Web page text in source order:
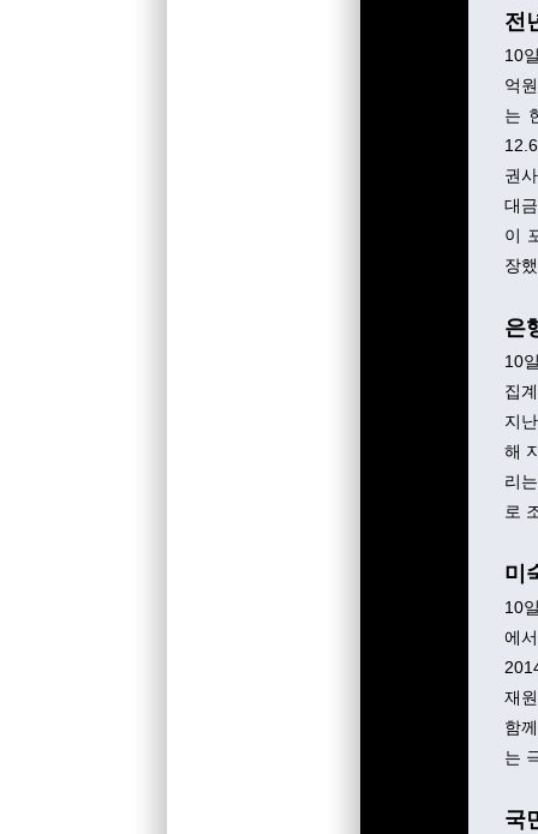
전
10
억
는
권
대
이
장
은
10
집
지
해
리
로
미
10
에
재
함
는
국